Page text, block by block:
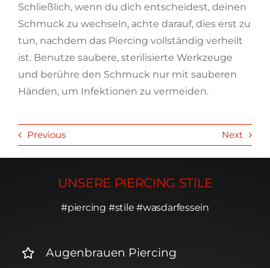
Schließlich, wenn du dich entscheidest, deinen
Schmuck zu wechseln, achte darauf, dies erst zu
tun, nachdem das Piercing vollständig verheilt
ist. Benutze saubere, sterilisierte Werkzeuge
und berühre den Schmuck nur mit sauberen
Händen, um Infektionen zu vermeiden.
Previous Next
UNSERE PIERCING STILE
#piercing #stile #wasdarfessein
Augenbrauen Piercing